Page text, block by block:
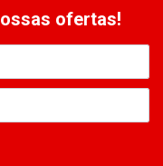
ofertas!